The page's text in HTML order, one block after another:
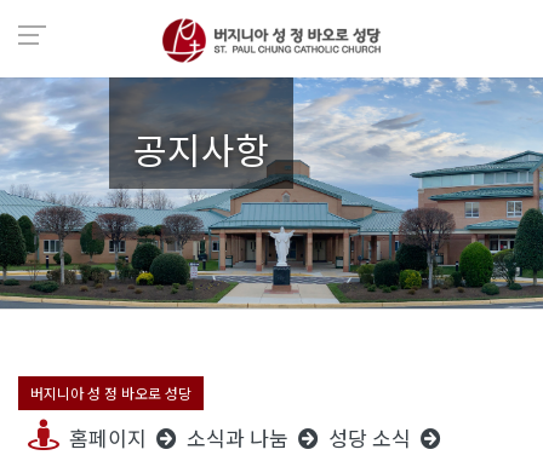
공지사항
버지니아 성 정 바오로 성당
홈페이지 소식과 나눔
성당 소식